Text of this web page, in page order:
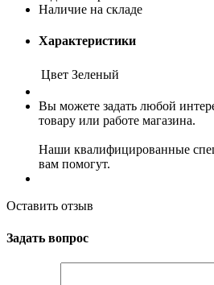
Наличие на складе
Характеристики
Цвет Зеленый
Вы можете задать любой
товару или работе магазина.
Наши квалифицированные
вам помогут.
Оставить отзыв
Задать вопрос